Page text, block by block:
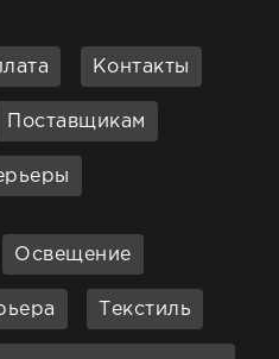
Контакты
Поставщикам
Освещение
Текстиль